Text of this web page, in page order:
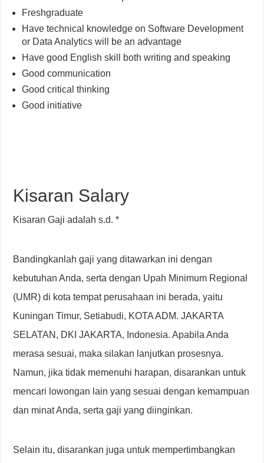
Freshgraduate
Have technical knowledge on Software Development
or Data Analytics will be an advantage
Have good English skill both writing and speaking
Good communication
Good critical thinking
Good initiative
Kisaran Salary
Kisaran Gaji adalah s.d. *
Bandingkanlah gaji yang ditawarkan ini dengan
kebutuhan Anda, serta dengan Upah Minimum Regional
(UMR) di kota tempat perusahaan ini berada, yaitu
Kuningan Timur, Setiabudi, KOTA ADM. JAKARTA
SELATAN, DKI JAKARTA, Indonesia. Apabila Anda
merasa sesuai, maka silakan lanjutkan prosesnya.
Namun, jika tidak memenuhi harapan, disarankan untuk
mencari lowongan lain yang sesuai dengan kemampuan
dan minat Anda, serta gaji yang diinginkan.
Selain itu, disarankan juga untuk mempertimbangkan